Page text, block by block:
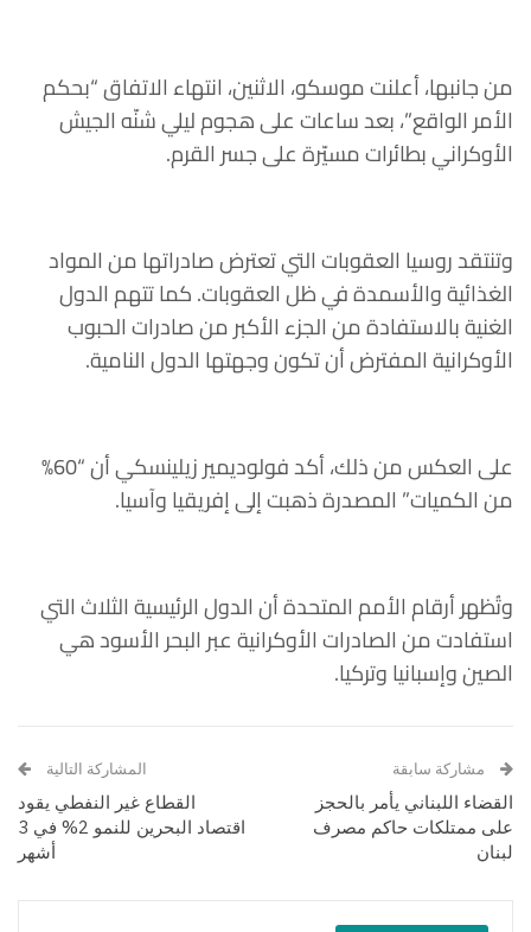
من جانبها، أعلنت موسكو، الاثنين، انتهاء الاتفاق “بحكم
الأمر الواقع”، بعد ساعات على هجوم ليلي شنّه الجيش
الأوكراني بطائرات مسيّرة على جسر القرم.
وتنتقد روسيا العقوبات التي تعترض صادراتها من المواد
الغذائية والأسمدة في ظل العقوبات. كما تتهم الدول
الغنية بالاستفادة من الجزء الأكبر من صادرات الحبوب
الأوكرانية المفترض أن تكون وجهتها الدول النامية.
على العكس من ذلك، أكد فولوديمير زيلينسكي أن “60%
من الكميات” المصدرة ذهبت إلى إفريقيا وآسيا.
وتُظهر أرقام الأمم المتحدة أن الدول الرئيسية الثلاث التي
استفادت من الصادرات الأوكرانية عبر البحر الأسود هي
الصين وإسبانيا وتركيا.
مشاركة سابقة
القضاء اللبناني يأمر بالحجز
على ممتلكات حاكم مصرف
لبنان
المشاركة التالية
القطاع غير النفطي يقود
اقتصاد البحرين للنمو 2% في 3
أشهر